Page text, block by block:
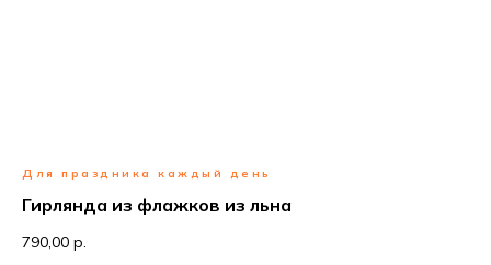
Для праздника каждый день
Гирлянда из флажков из льна
790,00 р.